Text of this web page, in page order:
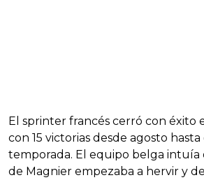
El sprinter francés cerró con éxito
con 15 victorias desde agosto
temporada. El equipo belga intuía
de Magnier empezaba a hervir y